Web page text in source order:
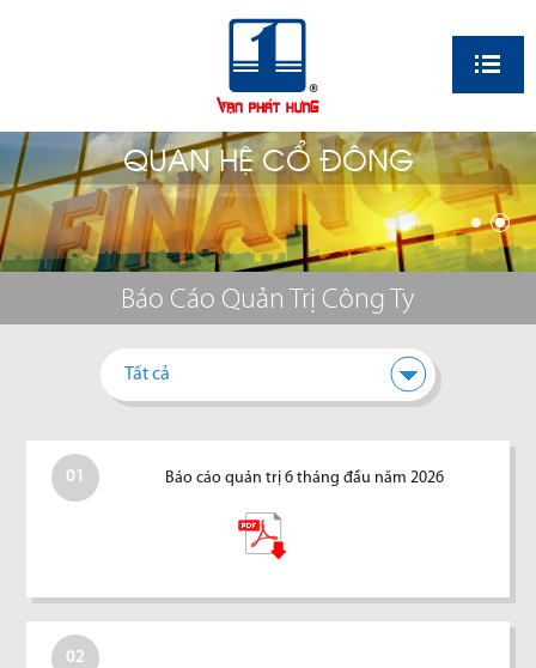
QUAN HỆ CỔ ĐÔNG
Báo Cáo Quản Trị Công Ty
Tất cả
01 Báo cáo quản trị 6 tháng đầu năm 2026
02